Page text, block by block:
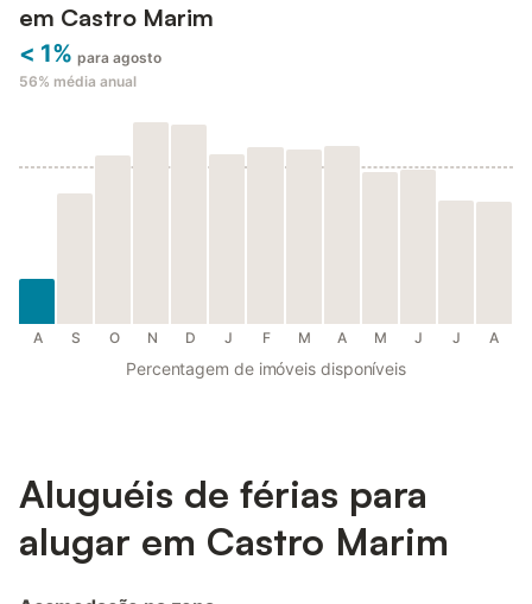
em Castro Marim
< 1% para agosto
56% média anual
A S O N D J F M A M J J A
Percentagem de imóveis disponíveis
Aluguéis de férias para
alugar em Castro Marim